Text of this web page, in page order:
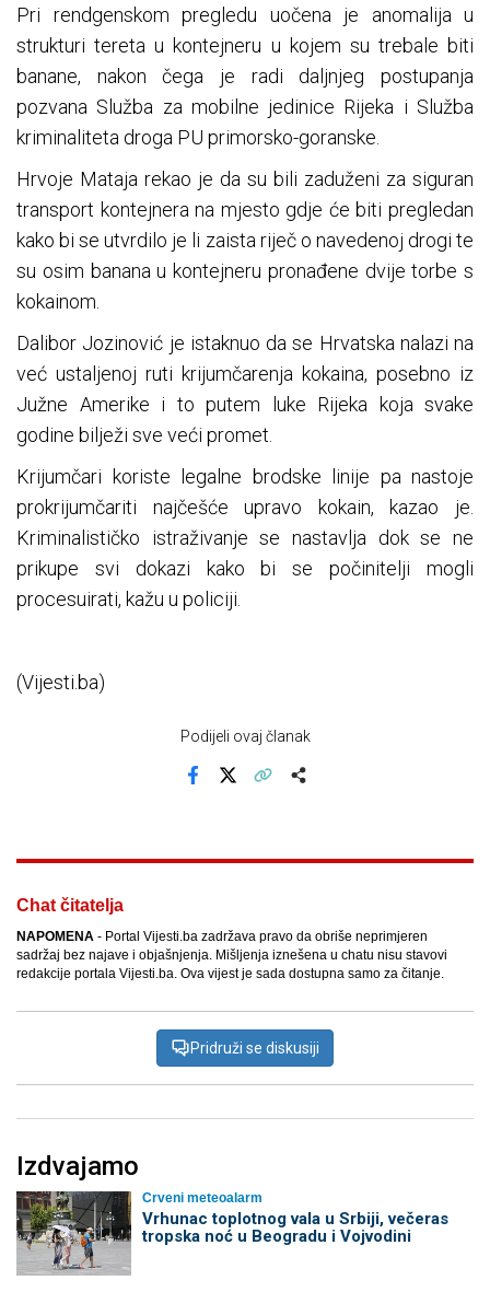
Pri rendgenskom pregledu uočena je anomalija u
strukturi tereta u kontejneru u kojem su trebale biti
banane, nakon čega je radi daljnjeg postupanja
pozvana Služba za mobilne jedinice Rijeka i Služba
kriminaliteta droga PU primorsko-goranske.
Hrvoje Mataja rekao je da su bili zaduženi za siguran
transport kontejnera na mjesto gdje će biti pregledan
kako bi se utvrdilo je li zaista riječ o navedenoj drogi te
su osim banana u kontejneru pronađene dvije torbe s
kokainom.
Dalibor Jozinović je istaknuo da se Hrvatska nalazi na
već ustaljenoj ruti krijumčarenja kokaina, posebno iz
Južne Amerike i to putem luke Rijeka koja svake
godine bilježi sve veći promet.
Krijumčari koriste legalne brodske linije pa nastoje
prokrijumčariti najčešće upravo kokain, kazao je.
Kriminalističko istraživanje se nastavlja dok se ne
prikupe svi dokazi kako bi se počinitelji mogli
procesuirati, kažu u policiji.
(Vijesti.ba)
Podijeli ovaj članak
Chat čitatelja
NAPOMENA - Portal Vijesti.ba zadržava pravo da obriše neprimjeren
sadržaj bez najave i objašnjenja. Mišljenja iznešena u chatu nisu stavovi
redakcije portala Vijesti.ba. Ova vijest je sada dostupna samo za čitanje.
Pridruži se diskusiji
Izdvajamo
Crveni meteoalarm
Vrhunac toplotnog vala u Srbiji, večeras
tropska noć u Beogradu i Vojvodini